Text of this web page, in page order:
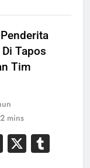
Tapos
Tim
2 mins
Copy
X